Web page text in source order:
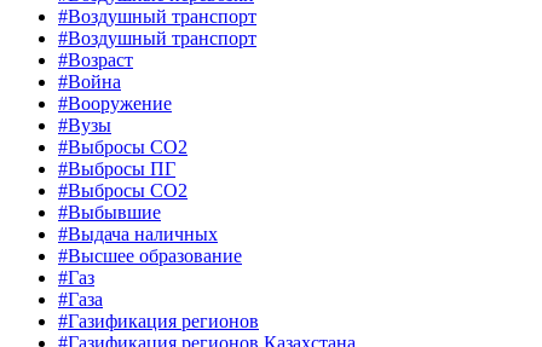
#Воздушный транспорт
#Воздушный транспорт
#Возраст
#Война
#Вооружение
#Вузы
#Выбросы CO2
#Выбросы ПГ
#Выбросы СО2
#Выбывшие
#Выдача наличных
#Высшее образование
#Газ
#Газа
#Газификация регионов
#Газификация регионов Казахстана